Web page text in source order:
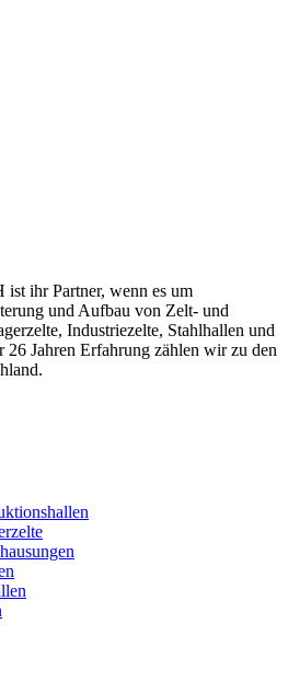
ihr Partner, wenn es um
und Aufbau von Zelt- und
Industriezelte, Stahlhallen und
Jahren Erfahrung zählen wir zu den